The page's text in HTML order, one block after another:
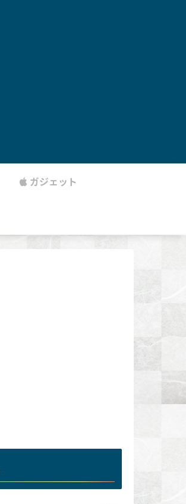
ガジェット